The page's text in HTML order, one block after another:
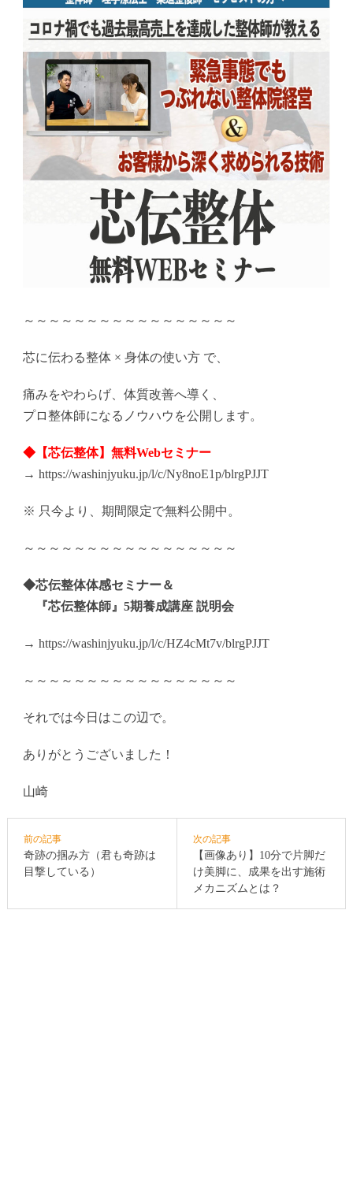
～～～～～～～～～～～～～～～～～
芯に伝わる整体 × 身体の使い方 で、
痛みをやわらげ、体質改善へ導く、
プロ整体師になるノウハウを公開します。
◆【芯伝整体】無料Webセミナー
→ https://washinjyuku.jp/l/c/Ny8noE1p/blrgPJJT
※ 只今より、期間限定で無料公開中。
～～～～～～～～～～～～～～～～～
◆芯伝整体体感セミナー＆
『芯伝整体師』5期養成講座 説明会
→ https://washinjyuku.jp/l/c/HZ4cMt7v/blrgPJJT
～～～～～～～～～～～～～～～～～
それでは今日はこの辺で。
ありがとうございました！
山崎
前の記事
奇跡の掴み方（君も奇跡は
目撃している）
次の記事
【画像あり】10分で片脚だ
け美脚に、成果を出す施術
メカニズムとは？